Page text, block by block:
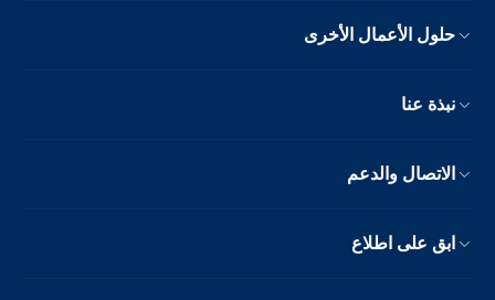
حلول الأعمال الأخرى
نبذة عنا
الاتصال والدعم
ابق على اطلاع